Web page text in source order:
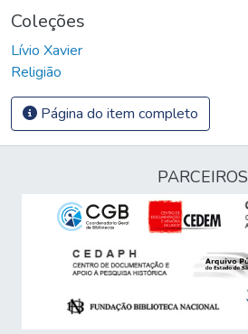
Coleções
Lívio Xavier
Religião
Página do item completo
PARCEIROS